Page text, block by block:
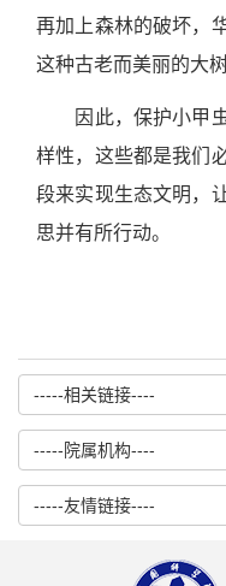
再加上森林的破坏，
这种古老而美丽的大
因此，保护小甲虫
样性，这些都是我们
段来实现生态文明，
思并有所行动。
-----相关链接----
-----院属机构----
-----友情链接----